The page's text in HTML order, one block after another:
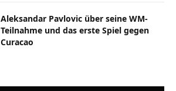
Aleksandar Pavlovic über seine WM-
Teilnahme und das erste Spiel gegen
Curacao